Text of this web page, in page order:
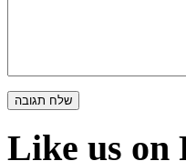
Like us on